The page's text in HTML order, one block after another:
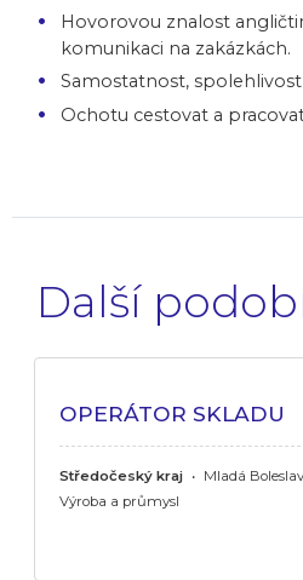
Hovorovou znalost
komunikaci na zakázkách.
Samostatnost,
Ochotu cestovat a
Další
OPERÁTOR SKLADU
Středočeský kraj • Mladá Boleslav
Výroba a průmysl